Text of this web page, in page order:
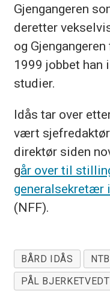
Gjengangeren
deretter
og
1999 jobbet han
studier.
Idås tar over
vært
direktør siden
går over til
generalsekretær
(NFF).
BÅRD IDÅS NTB
PÅL BJERKETVEDT